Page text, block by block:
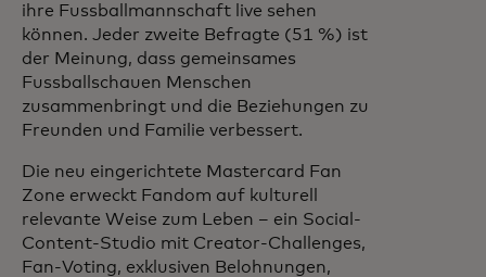
ihre Fussballmannschaft live sehen
können. Jeder zweite Befragte (51 %) ist
der Meinung, dass gemeinsames
Fussballschauen Menschen
zusammenbringt und die Beziehungen zu
Freunden und Familie verbessert.
Die neu eingerichtete Mastercard Fan
Zone erweckt Fandom auf kulturell
relevante Weise zum Leben – ein Social-
Content-Studio mit Creator-Challenges,
Fan-Voting, exklusiven Belohnungen,